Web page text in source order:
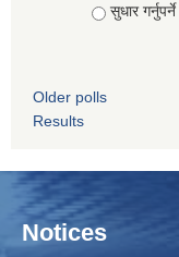
सुधार गर्नुपर्ने
Older polls
Results
Notices